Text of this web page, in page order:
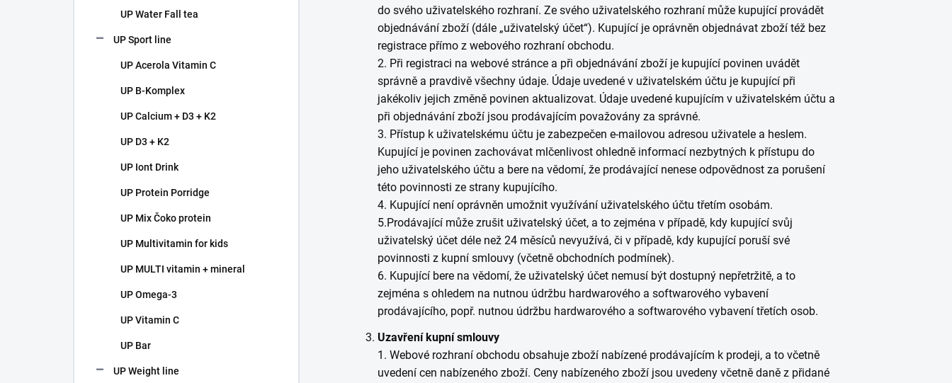
UP Water Fall tea
UP Sport line
UP Acerola Vitamin C
UP B-Komplex
UP Calcium + D3 + K2
UP D3 + K2
UP Iont Drink
UP Protein Porridge
UP Mix Čoko protein
UP Multivitamin for kids
UP MULTI vitamin + mineral
UP Omega-3
UP Vitamin C
UP Bar
UP Weight line
do svého uživatelského rozhraní. Ze svého uživatelského rozhraní může kupující provádět
objednávání zboží (dále „uživatelský účet“). Kupující je oprávněn objednávat zboží též bez
registrace přímo z webového rozhraní obchodu.
2. Při registraci na webové stránce a při objednávání zboží je kupující povinen uvádět
správně a pravdivě všechny údaje. Údaje uvedené v uživatelském účtu je kupující při
jakékoliv jejich změně povinen aktualizovat. Údaje uvedené kupujícím v uživatelském účtu a
při objednávání zboží jsou prodávajícím považovány za správné.
3. Přístup k uživatelskému účtu je zabezpečen e-mailovou adresou uživatele a heslem.
Kupující je povinen zachovávat mlčenlivost ohledně informací nezbytných k přístupu do
jeho uživatelského účtu a bere na vědomí, že prodávající nenese odpovědnost za porušení
této povinnosti ze strany kupujícího.
4. Kupující není oprávněn umožnit využívání uživatelského účtu třetím osobám.
5.Prodávající může zrušit uživatelský účet, a to zejména v případě, kdy kupující svůj
uživatelský účet déle než 24 měsíců nevyužívá, či v případě, kdy kupující poruší své
povinnosti z kupní smlouvy (včetně obchodních podmínek).
6. Kupující bere na vědomí, že uživatelský účet nemusí být dostupný nepřetržitě, a to
zejména s ohledem na nutnou údržbu hardwarového a softwarového vybavení
prodávajícího, popř. nutnou údržbu hardwarového a softwarového vybavení třetích osob.
Uzavření kupní smlouvy
1. Webové rozhraní obchodu obsahuje zboží nabízené prodávajícím k prodeji, a to včetně
uvedení cen nabízeného zboží. Ceny nabízeného zboží jsou uvedeny včetně daně z přidané